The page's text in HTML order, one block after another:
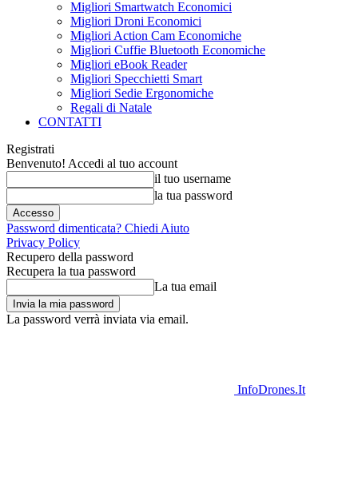
Migliori Smartwatch Economici
Migliori Droni Economici
Migliori Action Cam Economiche
Migliori Cuffie Bluetooth Economiche
Migliori eBook Reader
Migliori Specchietti Smart
Migliori Sedie Ergonomiche
Regali di Natale
CONTATTI
Registrati
Benvenuto! Accedi al tuo account
il tuo username
la tua password
Password dimenticata? Chiedi Aiuto
Privacy Policy
Recupero della password
Recupera la tua password
La tua email
La password verrà inviata via email.
InfoDrones.It